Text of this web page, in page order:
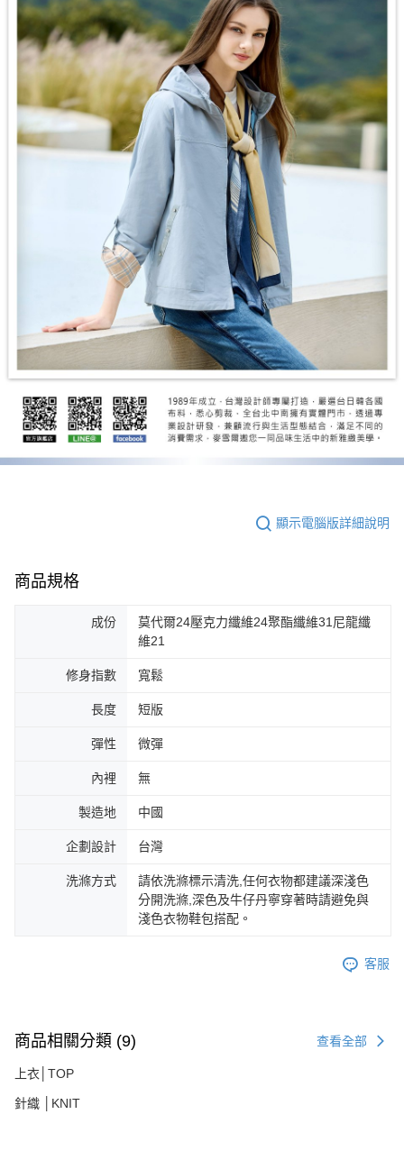
顯示電腦版詳細說明
商品規格
成份
莫代爾24壓克力纖維24聚酯纖維31尼龍纖
維21
修身指數 寬鬆
長度 短版
彈性 微彈
內裡 無
製造地 中國
企劃設計 台灣
洗滌方式
請依洗滌標示清洗,任何衣物都建議深淺色
分開洗滌,深色及牛仔丹寧穿著時請避免與
淺色衣物鞋包搭配。
客服
商品相關分類 (9) 查看全部
上衣│TOP
針織 │KNIT